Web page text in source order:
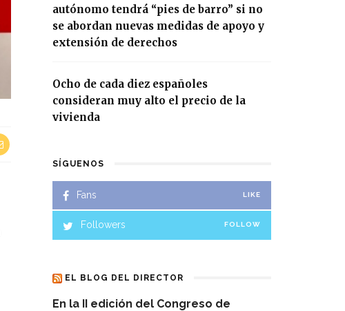
autónomo tendrá “pies de barro” si no
se abordan nuevas medidas de apoyo y
extensión de derechos
Ocho de cada diez españoles
consideran muy alto el precio de la
vivienda
SÍGUENOS
Fans LIKE
Followers FOLLOW
EL BLOG DEL DIRECTOR
En la II edición del Congreso de